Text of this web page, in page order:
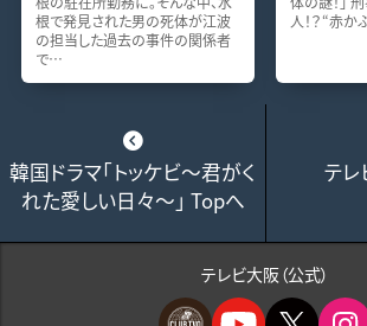
根で発見された男の死体が江波
の担当した過去の事件の関係者
で…
人！？“赤
韓国ドラマ「トッケビ～君がく
れた愛しい日々～」 Topへ
テ
テレビ大阪（公式）